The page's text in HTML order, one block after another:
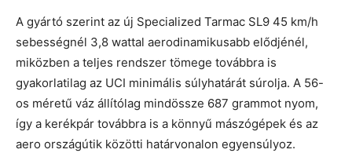
A gyártó szerint az új Specialized Tarmac SL9 45 km/h
sebességnél 3,8 wattal aerodinamikusabb elődjénél,
miközben a teljes rendszer tömege továbbra is
gyakorlatilag az UCI minimális súlyhatárát súrolja. A 56-
os méretű váz állítólag mindössze 687 grammot nyom,
így a kerékpár továbbra is a könnyű mászógépek és az
aero országútik közötti határvonalon egyensúlyoz.